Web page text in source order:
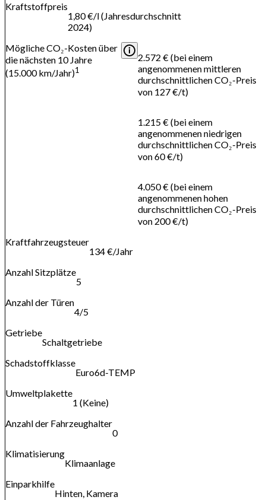
Kraftstoffpreis
1,80 €/l (Jahresdurchschnitt
2024)
Mögliche CO₂-Kosten über
die nächsten 10 Jahre
(15.000 km/Jahr)1
2.572 € (bei einem
angenommenen mittleren
durchschnittlichen CO₂-Preis
von 127 €/t)
1.215 € (bei einem
angenommenen niedrigen
durchschnittlichen CO₂-Preis
von 60 €/t)
4.050 € (bei einem
angenommenen hohen
durchschnittlichen CO₂-Preis
von 200 €/t)
Kraftfahrzeugsteuer
134 €/Jahr
Anzahl Sitzplätze
5
Anzahl der Türen
4/5
Getriebe
Schaltgetriebe
Schadstoffklasse
Euro6d-TEMP
Umweltplakette
1 (Keine)
Anzahl der Fahrzeughalter
0
Klimatisierung
Klimaanlage
Einparkhilfe
Hinten, Kamera